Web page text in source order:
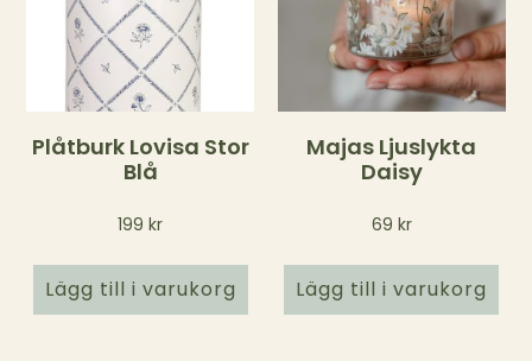
Plåtburk Lovisa Stor
Blå
199kr
Lägg till i varukorg
Majas Ljuslykta
Daisy
69 kr
Lägg till i varukorg